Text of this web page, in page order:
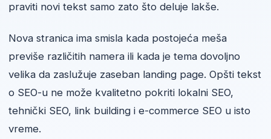
praviti novi tekst samo zato što deluje lakše.
Nova stranica ima smisla kada postojeća meša
previše različitih namera ili kada je tema dovoljno
velika da zaslužuje zaseban landing page. Opšti tekst
o SEO-u ne može kvalitetno pokriti lokalni SEO,
tehnički SEO, link building i e-commerce SEO u isto
vreme.